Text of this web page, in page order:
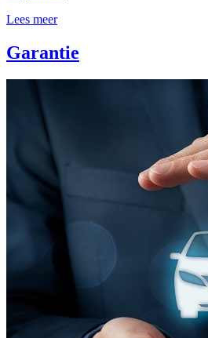
Lees meer
Garantie